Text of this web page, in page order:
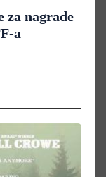
za nagrade
a